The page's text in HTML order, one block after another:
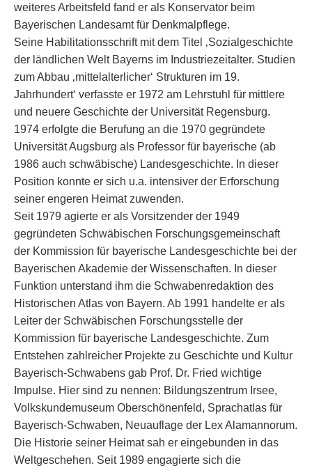
weiteres Arbeitsfeld fand er als Konservator beim
Bayerischen Landesamt für Denkmalpflege.
Seine Habilitationsschrift mit dem Titel ‚Sozialgeschichte
der ländlichen Welt Bayerns im Industriezeitalter. Studien
zum Abbau ‚mittelalterlicher‘ Strukturen im 19.
Jahrhundert‘ verfasste er 1972 am Lehrstuhl für mittlere
und neuere Geschichte der Universität Regensburg.
1974 erfolgte die Berufung an die 1970 gegründete
Universität Augsburg als Professor für bayerische (ab
1986 auch schwäbische) Landesgeschichte. In dieser
Position konnte er sich u.a. intensiver der Erforschung
seiner engeren Heimat zuwenden.
Seit 1979 agierte er als Vorsitzender der 1949
gegründeten Schwäbischen Forschungsgemeinschaft
der Kommission für bayerische Landesgeschichte bei der
Bayerischen Akademie der Wissenschaften. In dieser
Funktion unterstand ihm die Schwabenredaktion des
Historischen Atlas von Bayern. Ab 1991 handelte er als
Leiter der Schwäbischen Forschungsstelle der
Kommission für bayerische Landesgeschichte. Zum
Entstehen zahlreicher Projekte zu Geschichte und Kultur
Bayerisch-Schwabens gab Prof. Dr. Fried wichtige
Impulse. Hier sind zu nennen: Bildungszentrum Irsee,
Volkskundemuseum Oberschönenfeld, Sprachatlas für
Bayerisch-Schwaben, Neuauflage der Lex Alamannorum.
Die Historie seiner Heimat sah er eingebunden in das
Weltgeschehen. Seit 1989 engagierte sich die